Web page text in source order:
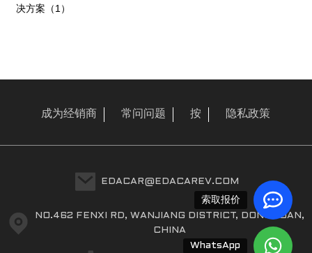
索取报价
WhatsApp
成为经销商 常问问题 按 隐私政策
EDACAR@EDACAREV.COM
NO.462 FENXI RD, WANJIANG DISTRICT, DONGGUAN,
CHINA